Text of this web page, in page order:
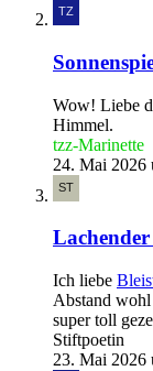
Wow! Liebe
Himmel.
tzz-Marinette
24. Mai 2026
Ich liebe
Abstand wohl
super toll
Stiftpoetin
23. Mai 2026